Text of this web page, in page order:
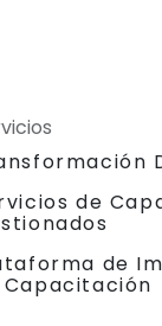
de
de
Capacitación